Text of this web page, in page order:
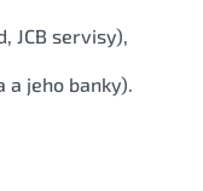
JCB servisy),
a jeho banky).